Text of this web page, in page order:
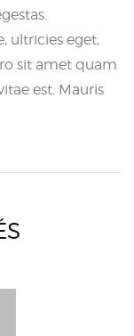
ultricies eget,
sit amet quam
est. Mauris